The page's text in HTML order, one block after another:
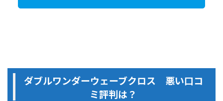
ダブルワンダーウェーブクロス 悪い口コ
ミ評判は？